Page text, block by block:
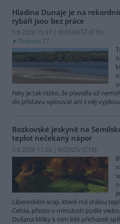
Hladina Dunaje je na
rybáři jsou bez práce
5.8.2026 15:37 | BUKUREŠŤ (ČTK)
Diskuse: 17
řeky je tak nízko, že plavidla už
do přístavu vplouvat ani z něj
Bozkovské jeskyně na
teplot nečekaný nápor
5.8.2026 11:20 | BOZKOV (ČTK)
Libereckém kraji, které má stálou
Celsia, přesto v minulosti podle
Dušana Milky k nim lidé přicházeli